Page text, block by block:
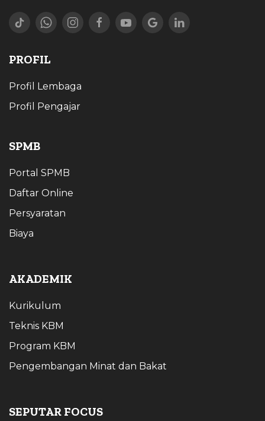
PROFIL
Profil Lembaga
Profil Pengajar
SPMB
Portal SPMB
Daftar Online
Persyaratan
Biaya
AKADEMIK
Kurikulum
Teknis KBM
Program KBM
Pengembangan Minat dan Bakat
SEPUTAR FOCUS